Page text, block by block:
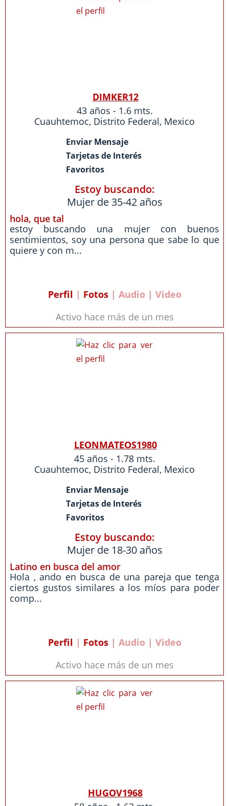
DIMKER12
43 años - 1.6 mts.
Cuauhtemoc, Distrito Federal, Mexico
Enviar Mensaje
Tarjetas de Interés
Favoritos
Estoy buscando:
Mujer de 35-42 años
hola, que tal
estoy buscando una mujer con buenos
sentimientos, soy una persona que sabe lo que
quiere y con m...
Perfil | Fotos| Audio | Video
Activo hace más de un mes
LEONMATEOS1980
45 años - 1.78 mts.
Cuauhtemoc, Distrito Federal, Mexico
Enviar Mensaje
Tarjetas de Interés
Favoritos
Estoy buscando:
Mujer de 18-30 años
Latino en busca del amor
Hola , ando en busca de una pareja que tenga
ciertos gustos similares a los míos para poder
comp...
Perfil | Fotos| Audio | Video
Activo hace más de un mes
HUGOV1968